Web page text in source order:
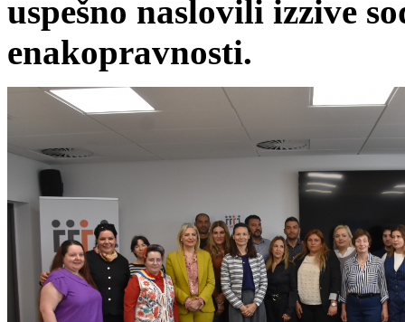
uspešno naslovili izzive
enakopravnosti.